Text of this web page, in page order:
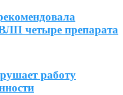
четыре препарата
работу